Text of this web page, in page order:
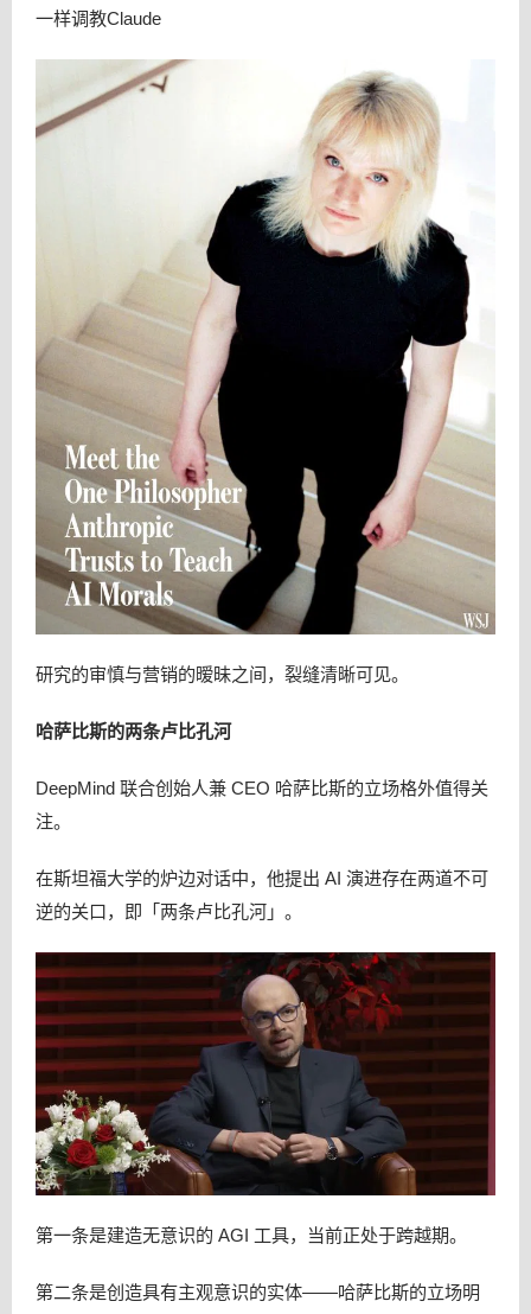
一样调教Claude
研究的审慎与营销的暧昧之间，裂缝清晰可见。
哈萨比斯的两条卢比孔河
DeepMind 联合创始人兼 CEO 哈萨比斯的立场格外值得关
注。
在斯坦福大学的炉边对话中，他提出 AI 演进存在两道不可
逆的关口，即「两条卢比孔河」。
第一条是建造无意识的 AGI 工具，当前正处于跨越期。
第二条是创造具有主观意识的实体——哈萨比斯的立场明